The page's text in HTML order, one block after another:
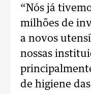
“Nós já
milhões de
a novos
nossas
de higiene